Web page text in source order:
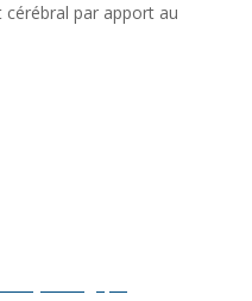
cérébral par apport au